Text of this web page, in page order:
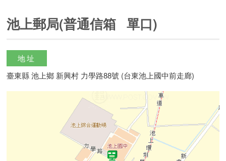
池上郵局(普通信箱 單口)
地址
臺東縣 池上鄉 新興村 力學路88號 (台東池上國中前走廊)